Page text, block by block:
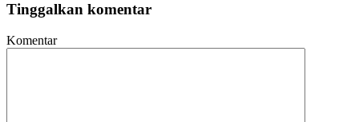
Tinggalkan komentar
Komentar